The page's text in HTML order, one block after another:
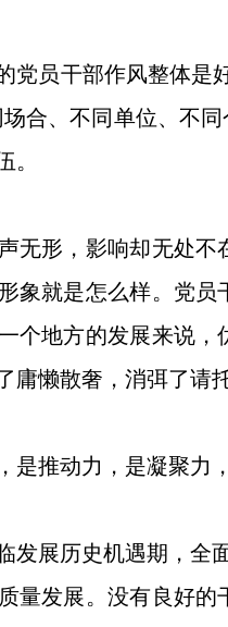
干部作风整体是好
场合、不同单位、不
。
形，影响却无处不
象就是怎么样。党
个地方的发展来说
庸懒散奢，消弭了请
推动力，是凝聚力
展历史机遇期，全面
量发展。没有良好